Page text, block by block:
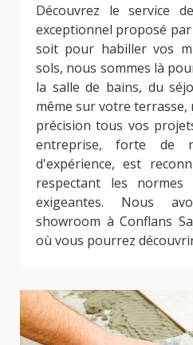
Découvrez le service
exceptionnel proposé
soit pour habiller vos
sols, nous sommes là
la salle de bains, du
même sur votre terrasse,
précision tous vos
entreprise, forte de
d'expérience, est
respectant les
exigeantes. Nous
showroom à Conflans
où vous pourrez